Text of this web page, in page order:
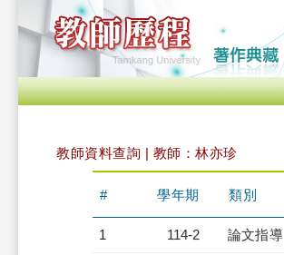
教師資料查詢 | 教師：林亦珍
# 學年期 類別
1 114-2 論文指導